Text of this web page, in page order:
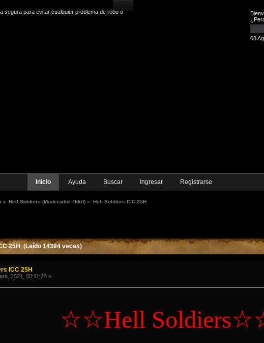
08
segura para evitar cualquier problema de robo o
Inicio Ayuda Buscar Ingresar Registrarse
» Hell Soldiers (Moderador: Ikkif) » Hell Soldiers ICC 25H
25H (Leído 14394 veces)
ICC 25H
2021, 00:11:20 »
☆☆Hell